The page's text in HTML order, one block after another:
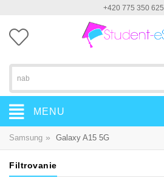
+420 775 350 625
MENU
Samsung » Galaxy A15 5G
Filtrovanie